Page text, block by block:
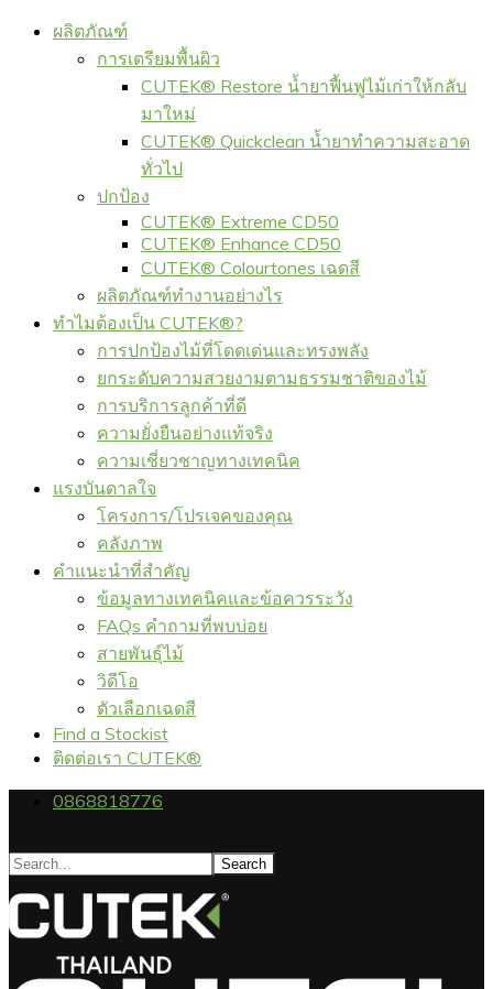
ผลิตภัณฑ์
การเตรียมพื้นผิว
CUTEK® Restore น้ำยาฟื้นฟูไม้เก่าให้กลับ
มาใหม่
CUTEK® Quickclean น้ำยาทำความสะอาด
ทั่วไป
ปกป้อง
CUTEK® Extreme CD50
CUTEK® Enhance CD50
CUTEK® Colourtones เฉดสี
ผลิตภัณฑ์ทำงานอย่างไร
ทำไมต้องเป็น CUTEK®?
การปกป้องไม้ที่โดดเด่นและทรงพลัง
ยกระดับความสวยงามตามธรรมชาติของไม้
การบริการลูกค้าที่ดี
ความยั่งยืนอย่างแท้จริง
ความเชี่ยวชาญทางเทคนิค
แรงบันดาลใจ
โครงการ/โปรเจคของคุณ
คลังภาพ
คำแนะนำที่สำคัญ
ข้อมูลทางเทคนิคและข้อควรระวัง
FAQs คำถามที่พบบ่อย
สายพันธุ์ไม้
วิดีโอ
ตัวเลือกเฉดสี
Find a Stockist
ติดต่อเรา CUTEK®
0868818776